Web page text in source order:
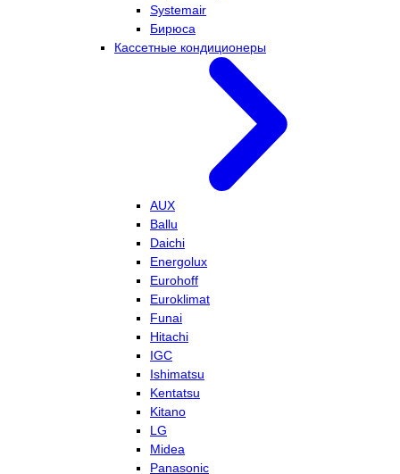
Systemair
Бирюса
Кассетные кондиционеры
AUX
Ballu
Daichi
Energolux
Eurohoff
Euroklimat
Funai
Hitachi
IGC
Ishimatsu
Kentatsu
Kitano
LG
Midea
Panasonic